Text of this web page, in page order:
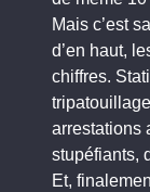
Mais c’est
d’en haut,
chiffres.
arrestations
stupéfiants,
Et,